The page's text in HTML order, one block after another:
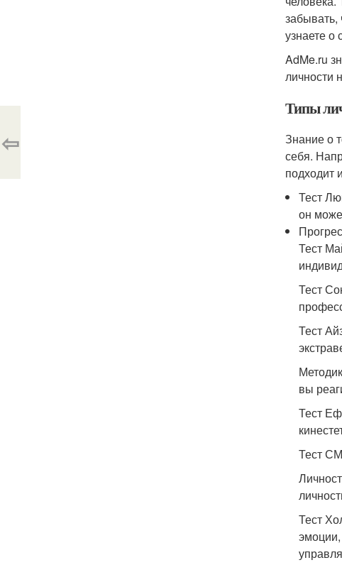
забывать,
узнаете о
AdMe.ru
личности
Типы
Знание о
себя.
подходит
Тест
он
Тест
Тест
Тест
вы
Тест
Тест
Тест
⇦